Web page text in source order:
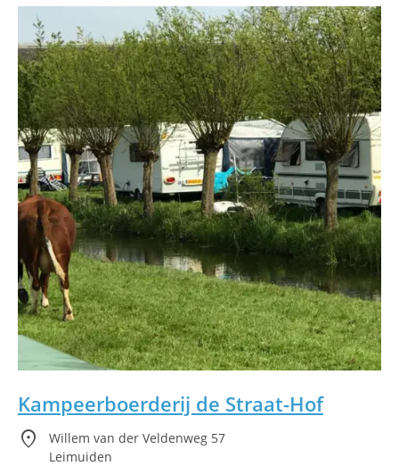
Kampeerboerderij de Straat-Hof
location_on
Willem van der Veldenweg 57
Leimuiden